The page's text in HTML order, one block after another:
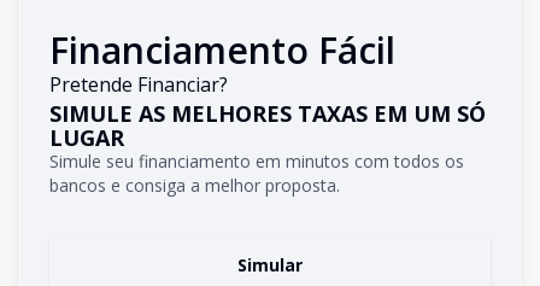
Financiamento Fácil
Pretende Financiar?
SIMULE AS MELHORES TAXAS EM UM SÓ
LUGAR
Simule seu financiamento em minutos com todos os
bancos e consiga a melhor proposta.
Simular